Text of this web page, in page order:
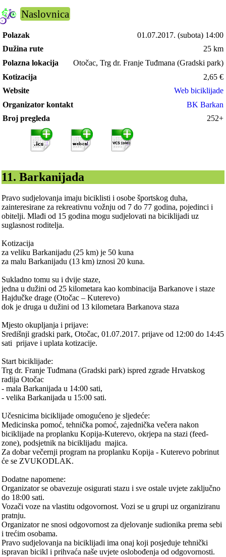
Naslovnica
Polazak 01.07.2017. (subota) 14:00
Dužina rute
25 km
Polazna lokacija
Otočac, Trg dr. Franje Tuđmana (Gradski park)
Kotizacija
2,65 €
Website
Web biciklijade
Organizator kontakt
BK Barkan
Broj pregleda
252+
11. Barkanijada
Pravo sudjelovanja imaju biciklisti i osobe športskog duha,
zainteresirane za rekreativnu vožnju od 7 do 77 godina, pojedinci i
obitelji. Mlađi od 15 godina mogu sudjelovati na biciklijadi uz
suglasnost roditelja.
Kotizacija
za veliku Barkanijadu (25 km) je 50 kuna
za malu Barkanijadu (13 km) iznosi 20 kuna.
Sukladno tomu su i dvije staze,
jedna u dužini od 25 kilometara kao kombinacija Barkanove i staze
Hajdučke drage (Otočac – Kuterevo)
dok je druga u dužini od 13 kilometara Barkanova staza
Mjesto okupljanja i prijave:
Središnji gradski park, Otočac, 01.07.2017. prijave od 12:00 do 14:45
sati ­ prijave i uplata kotizacije.
Start biciklijade:
Trg dr. Franje Tuđmana (Gradski park) ispred zgrade Hrvatskog
radija Otočac
- mala Barkanijada u 14:00 sati,
- velika Barkanijada u 15:00 sati.
Učesnicima biciklijade omogućeno je sljedeće:
Medicinska pomoć, tehnička pomoć, zajednička večera nakon
biciklijade na proplanku Kopija-Kuterevo, okrjepa na stazi (feed-
zone), podsjetnik na biciklijadu ­ majica.
Za dobar večernji program na proplanku Kopija - Kuterevo pobrinut
će se ZVUKODLAK.
Dodatne napomene:
Organizator se obavezuje osigurati stazu i sve ostale uvjete zaključno
do 18:00 sati.
Vozači voze na vlastitu odgovornost. Vozi se u grupi uz organiziranu
pratnju.
Organizator ne snosi odgovornost za djelovanje sudionika prema sebi
i trećim osobama.
Pravo sudjelovanja na biciklijadi ima onaj koji posjeduje tehnički
ispravan bicikl i prihvaća naše uvjete oslobođenja od odgovornosti.